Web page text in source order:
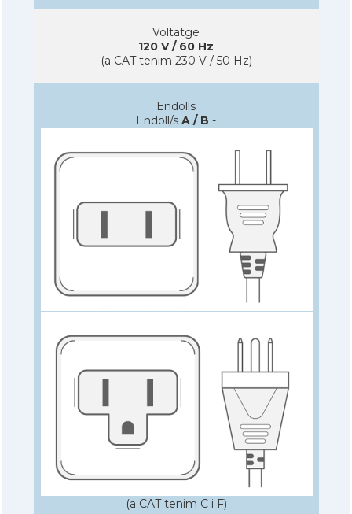
Voltatge
120 V / 60 Hz
(a CAT tenim 230 V / 50 Hz)
Endolls
Endoll/s A / B -
(a CAT tenim C i F)